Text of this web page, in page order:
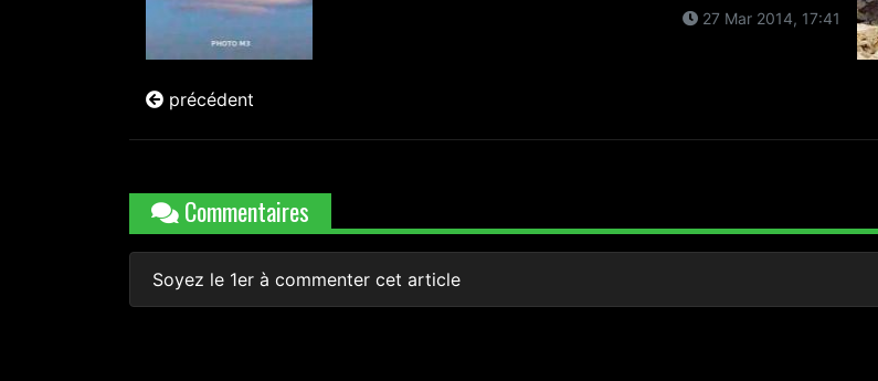
précédent
27 Mar 2014, 17:41
Commentaires
Soyez le 1er à commenter cet article